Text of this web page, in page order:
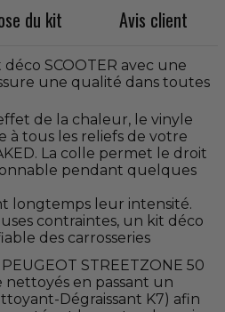
du kit Avis client
SCOOTER avec une
une qualité dans toutes
de la chaleur, le vinyle
à tous les reliefs de votre
La colle permet le droit
pendant quelques
longtemps leur intensité.
contraintes, un kit déco
des carrosseries
STREETZONE 50
nettoyés en passant un
Dégraissant K7) afin